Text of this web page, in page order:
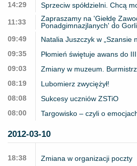
14:29
Sprzeciw spółdzielni. Chcą
11:33
Zapraszamy na 'Giełdę
Ponadgimnazjlanych' do
09:49
Natalia Juszczyk w „Szansie
09:35
Płomień świętuje awans do
09:03
Zmiany w muzeum.
08:19
Lubomierz zwyciężył!
08:08
Sukcesy uczniów ZSTiO
08:00
Targowisko – czyli o
2012-03-10
18:38
Zmiana w organizacji poczty